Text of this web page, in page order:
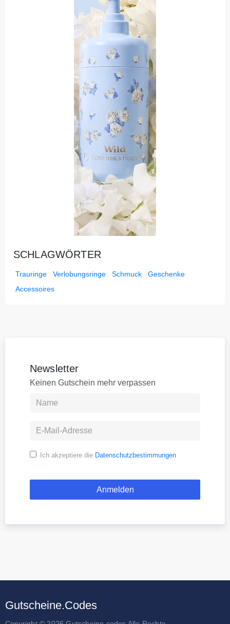
SCHLAGWÖRTER
Trauringe Verlobungsringe Schmuck
Geschenke
Accessoires
Newsletter
Keinen Gutschein mehr verpassen
Ich akzeptiere die Datenschutzbestimmungen
Gutscheine.Codes